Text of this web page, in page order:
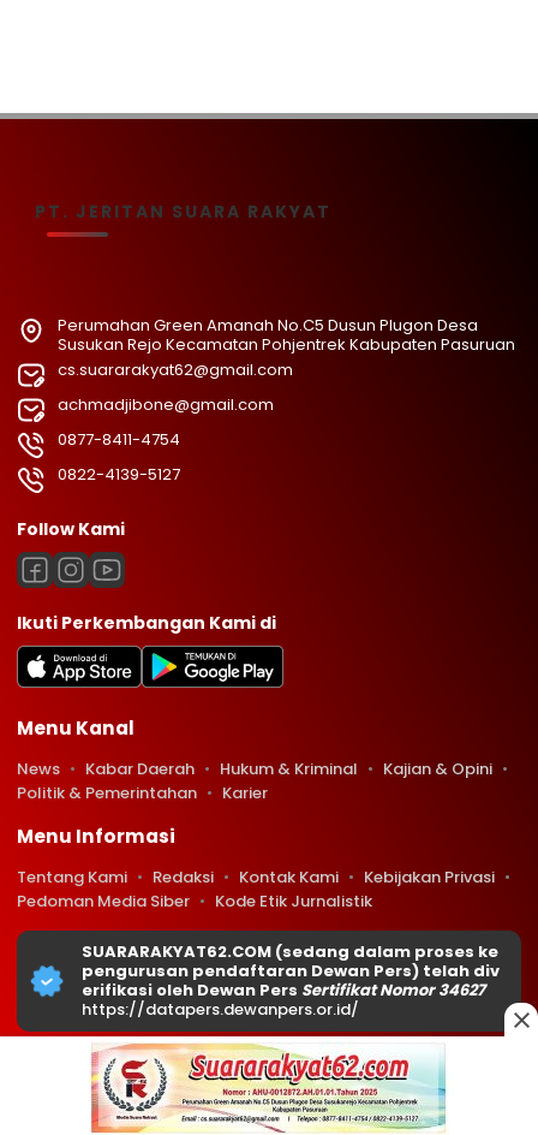
0 0 670
PT. JERITAN SUARA RAKYAT
Perumahan Green Amanah No.C5 Dusun Plugon Desa
Susukan Rejo Kecamatan Pohjentrek Kabupaten Pasuruan
cs.suararakyat62@gmail.com
achmadjibone@gmail.com
0877-8411-4754
0822-4139-5127
Follow Kami
Ikuti Perkembangan Kami di
Menu Kanal
News Kabar Daerah Hukum & Kriminal
Kajian & Opini
Politik & Pemerintahan
Karier
Menu Informasi
Tentang Kami Redaksi Kontak Kami
Kebijakan Privasi
Pedoman Media Siber
Kode Etik Jurnalistik
SUARARAKYAT62.COM (sedang dalam proses ke
pengurusan pendaftaran Dewan Pers) telah div
erifikasi oleh Dewan Pers Sertifikat Nomor 34627
https://datapers.dewanpers.or.id/
Copyright © 2026 Suararakyat62.com. All rights reserved.